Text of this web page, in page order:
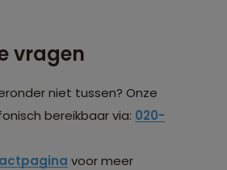
vragen
niet tussen? Onze
bereikbaar via: 020-
voor meer